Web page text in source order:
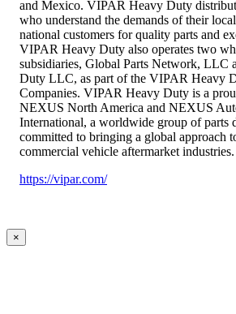
and Mexico. VIPAR Heavy Duty
who understand the demands of their
national customers for quality parts and
VIPAR Heavy Duty also operates two
subsidiaries, Global Parts Network, LLC
Duty LLC, as part of the VIPAR Heavy
Companies. VIPAR Heavy Duty is a
NEXUS North America and NEXUS
International, a worldwide group of parts
committed to bringing a global approach
commercial vehicle aftermarket industries.
https://vipar.com/
×